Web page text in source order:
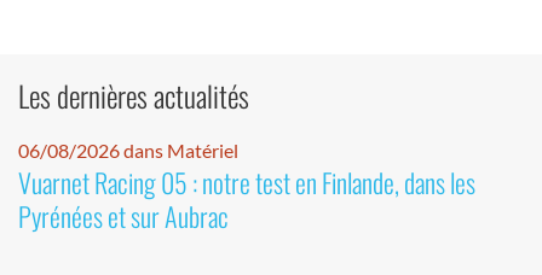
Les dernières actualités
06/08/2026 dans Matériel
Vuarnet Racing 05 : notre test en Finlande, dans les
Pyrénées et sur Aubrac